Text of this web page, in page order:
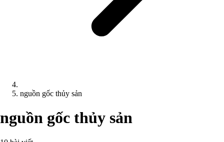
nguồn gốc thủy sản
nguồn gốc thủy sản